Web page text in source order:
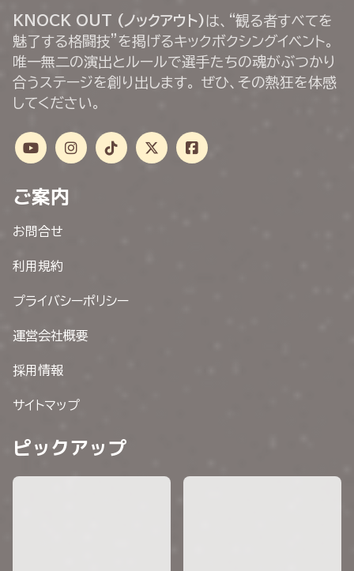
KNOCK OUT (ノックアウト) は、“観る者すべてを
魅了する格闘技”を掲げるキックボクシングイベント。
唯一無二の演出とルールで選手たちの魂がぶつかり
合うステージを創り出します。 ぜひ、その熱狂を体感
してください。
ご案内
お問合せ
利用規約
プライバシーポリシー
運営会社概要
採用情報
サイトマップ
ピックアップ